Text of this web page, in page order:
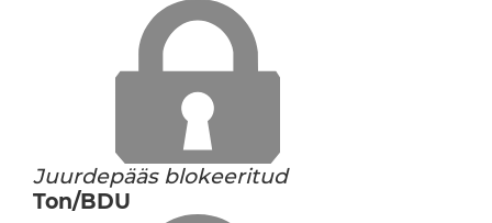
Juurdepääs blokeeritud
Ton/BDU